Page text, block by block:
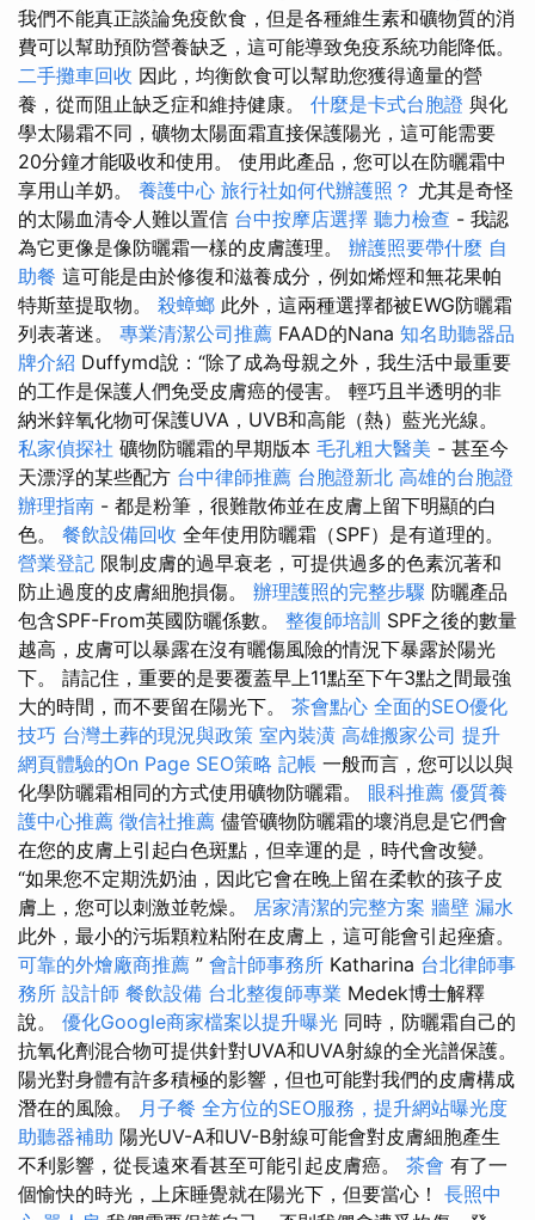
我們不能真正談論免疫飲食，但是各種維生素和礦物質的消
費可以幫助預防營養缺乏，這可能導致免疫系統功能降低。
二手攤車回收 因此，均衡飲食可以幫助您獲得適量的營
養，從而阻止缺乏症和維持健康。 什麼是卡式台胞證 與化
學太陽霜不同，礦物太陽面霜直接保護陽光，這可能需要
20分鐘才能吸收和使用。 使用此產品，您可以在防曬霜中
享用山羊奶。 養護中心 旅行社如何代辦護照？ 尤其是奇怪
的太陽血清令人難以置信 台中按摩店選擇 聽力檢查 - 我認
為它更像是像防曬霜一樣的皮膚護理。 辦護照要帶什麼 自
助餐 這可能是由於修復和滋養成分，例如烯烴和無花果帕
特斯莖提取物。 殺蟑螂 此外，這兩種選擇都被EWG防曬霜
列表著迷。 專業清潔公司推薦 FAAD的Nana 知名助聽器品
牌介紹 Duffymd說：“除了成為母親之外，我生活中最重要
的工作是保護人們免受皮膚癌的侵害。 輕巧且半透明的非
納米鋅氧化物可保護UVA，UVB和高能（熱）藍光光線。
私家偵探社 礦物防曬霜的早期版本 毛孔粗大醫美 - 甚至今
天漂浮的某些配方 台中律師推薦 台胞證新北 高雄的台胞證
辦理指南 - 都是粉筆，很難散佈並在皮膚上留下明顯的白
色。 餐飲設備回收 全年使用防曬霜（SPF）是有道理的。
營業登記 限制皮膚的過早衰老，可提供過多的色素沉著和
防止過度的皮膚細胞損傷。 辦理護照的完整步驟 防曬產品
包含SPF-From英國防曬係數。 整復師培訓 SPF之後的數量
越高，皮膚可以暴露在沒有曬傷風險的情況下暴露於陽光
下。 請記住，重要的是要覆蓋早上11點至下午3點之間最強
大的時間，而不要留在陽光下。 茶會點心 全面的SEO優化
技巧 台灣土葬的現況與政策 室內裝潢 高雄搬家公司 提升
網頁體驗的On Page SEO策略 記帳 一般而言，您可以以與
化學防曬霜相同的方式使用礦物防曬霜。 眼科推薦 優質養
護中心推薦 徵信社推薦 儘管礦物防曬霜的壞消息是它們會
在您的皮膚上引起白色斑點，但幸運的是，時代會改變。
“如果您不定期洗奶油，因此它會在晚上留在柔軟的孩子皮
膚上，您可以刺激並乾燥。 居家清潔的完整方案 牆壁 漏水
此外，最小的污垢顆粒粘附在皮膚上，這可能會引起痤瘡。
可靠的外燴廠商推薦 ” 會計師事務所 Katharina 台北律師事
務所 設計師 餐飲設備 台北整復師專業 Medek博士解釋
說。 優化Google商家檔案以提升曝光 同時，防曬霜自己的
抗氧化劑混合物可提供針對UVA和UVA射線的全光譜保護。
陽光對身體有許多積極的影響，但也可能對我們的皮膚構成
潛在的風險。 月子餐 全方位的SEO服務，提升網站曝光度
助聽器補助 陽光UV-A和UV-B射線可能會對皮膚細胞產生
不利影響，從長遠來看甚至可能引起皮膚癌。 茶會 有了一
個愉快的時光，上床睡覺就在陽光下，但要當心！ 長照中